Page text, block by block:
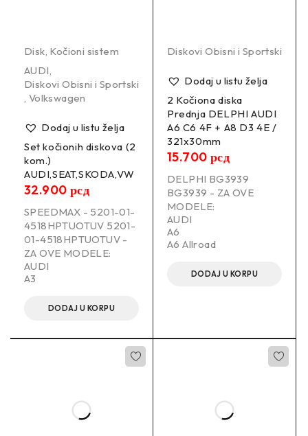
Disk Kočioni sistem
AUDI
Diskovi Obisni i Sportski
Volkswagen
Dodaj u listu želja
Set kočionih diskova (2
kom.)
AUDI,SEAT,SKODA,VW
32.900 рсд
SPEEDMAX - 5201-01-
4518HPTUOTUV 5201-
01-4518HPTUOTUV -
ZA OVE MODELE:
AUDI
A3
DODAJ U KORPU
Diskovi Obisni i Sportski
Dodaj u listu želja
2 Kočiona diska
Prednja DELPHI AUDI
A6 C6 4F + A8 D3 4E /
321x30mm
15.700 рсд
DELPHI BG3939
BG3939 - ZA OVE
MODELE:
AUDI
A6
A6 Allroad
DODAJ U KORPU